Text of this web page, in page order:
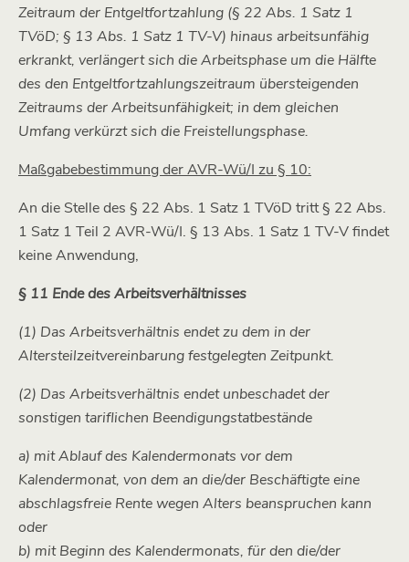
Zeitraum der Entgeltfortzahlung (§ 22 Abs. 1 Satz 1
TVöD; § 13 Abs. 1 Satz 1 TV-V) hinaus arbeitsunfähig
erkrankt, verlängert sich die Arbeitsphase um die Hälfte
des den Entgeltfortzahlungszeitraum übersteigenden
Zeitraums der Arbeitsunfähigkeit; in dem gleichen
Umfang verkürzt sich die Freistellungsphase.
Maßgabebestimmung der AVR-Wü/I zu § 10:
An die Stelle des § 22 Abs. 1 Satz 1 TVöD tritt § 22 Abs.
1 Satz 1 Teil 2 AVR-Wü/I. § 13 Abs. 1 Satz 1 TV-V findet
keine Anwendung,
§ 11 Ende des Arbeitsverhältnisses
(1) Das Arbeitsverhältnis endet zu dem in der
Altersteilzeitvereinbarung festgelegten Zeitpunkt.
(2) Das Arbeitsverhältnis endet unbeschadet der
sonstigen tariflichen Beendigungstatbestände
a) mit Ablauf des Kalendermonats vor dem
Kalendermonat, von dem an die/der Beschäftigte eine
abschlagsfreie Rente wegen Alters beanspruchen kann
oder
b) mit Beginn des Kalendermonats, für den die/der